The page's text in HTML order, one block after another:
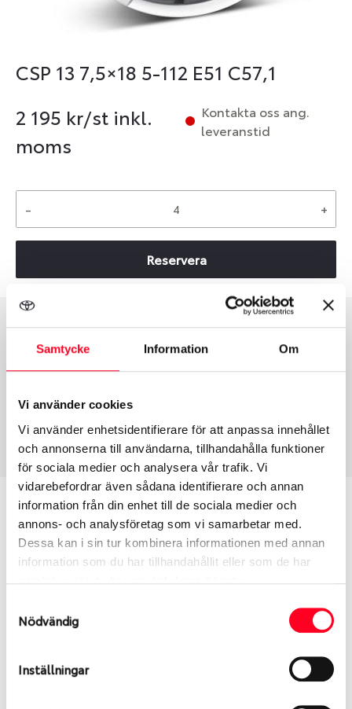
Samtycke Information Om
Vi använder cookies
Vi använder enhetsidentifierare för att anpassa innehållet
och annonserna till användarna, tillhandahålla funktioner
för sociala medier och analysera vår trafik. Vi
vidarebefordrar även sådana identifierare och annan
information från din enhet till de sociala medier och
annons- och analysföretag som vi samarbetar med.
Dessa kan i sin tur kombinera informationen med annan
information som du har tillhandahållit eller som de har
Nödvändig
Inställningar
CSP 13 7,5×18 5-112 E51 C57,1
2 195 kr/st inkl.
moms
Kontakta oss ang.
leveranstid
- +
Reservera
Group
Fälg PV/C LM
Tum
51
112 7843
Passar denna fälg min bil?
Ange registreringsnummer för att se om den fälg
du valt passar din bilmodell. Se till att kolla en extra
Ibland kan fälgen ha bytts ut under årens lopp och
inte vara samma dimension som bilen hade ut från
Sök